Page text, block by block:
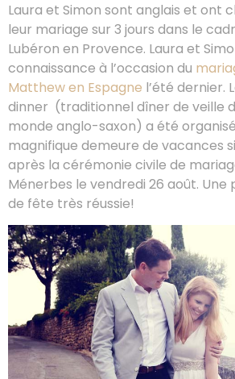
Laura et Simon sont anglais et ont
leur mariage sur 3 jours dans le
Lubéron en Provence. Laura et
connaissance à l’occasion du
Matthew en Espagne l’été dernier.
dinner (traditionnel dîner de veille
monde anglo-saxon) a été
magnifique demeure de vacances
après la cérémonie civile de
Ménerbes le vendredi 26 août. Une
de fête très réussie!